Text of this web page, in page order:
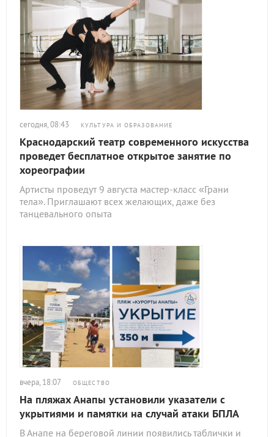
сегодня, 08:43 КУЛЬТУРА И ОБРАЗОВАНИЕ
Краснодарский театр современного искусства
проведет бесплатное открытое занятие по
хореографии
Артисты проведут 9 августа мастер-класс «Грани
тела». Приглашают всех желающих, даже без
танцевального опыта
вчера, 18:07 ОБЩЕСТВО
На пляжах Анапы установили указатели с
укрытиями и памятки на случай атаки БПЛА
В Анапе на береговой линии появились таблички и